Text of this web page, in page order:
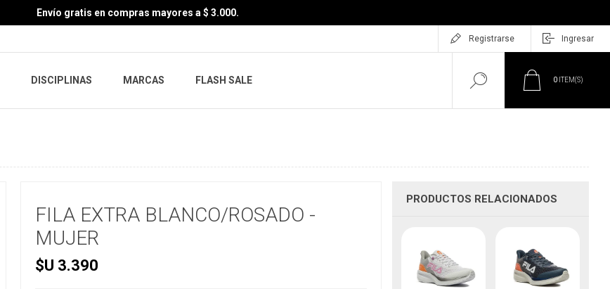
Envío gratis en compras mayores a $ 3.000.
Registrarse Ingresar
DISCIPLINAS MARCAS FLASH SALE 0 ITEM(S)
FILA EXTRA BLANCO/ROSADO -
MUJER
$U 3.390
PRODUCTOS RELACIONADOS